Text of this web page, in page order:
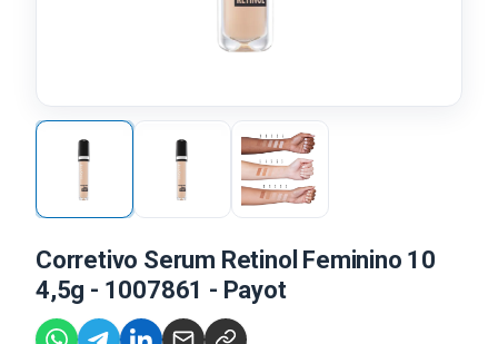
Corretivo Serum Retinol Feminino 10
4,5g - 1007861 - Payot